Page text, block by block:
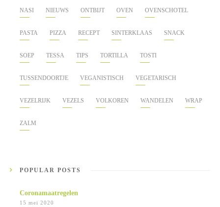
NASI NIEUWS ONTBIJT OVEN OVENSCHOTEL
PASTA PIZZA RECEPT SINTERKLAAS SNACK
SOEP TESSA TIPS TORTILLA TOSTI
TUSSENDOORTJE VEGANISTISCH VEGETARISCH
VEZELRIJK VEZELS VOLKOREN WANDELEN WRAP
ZALM
POPULAR POSTS
Coronamaatregelen
15 mei 2020